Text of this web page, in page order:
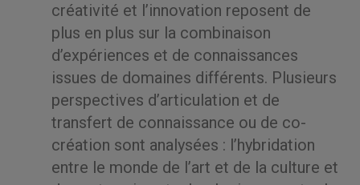
créativité et l’innovation reposent de
plus en plus sur la combinaison
d’expériences et de connaissances
issues de domaines différents. Plusieurs
perspectives d’articulation et de
transfert de connaissance ou de co-
création sont analysées : l’hybridation
entre le monde de l’art et de la culture et